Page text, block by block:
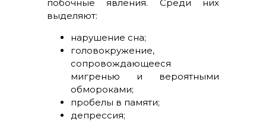
побочные явления. Среди них
выделяют:
нарушение сна;
головокружение,
сопровождающееся
мигренью и вероятными
обмороками;
пробелы в памяти;
депрессия;